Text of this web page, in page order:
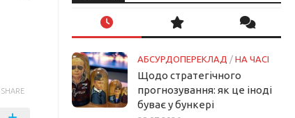
SHARE
АБСУРДОПЕРЕКЛАД / НА ЧАСІ
Щодо стратегічного
прогнозування: як це іноді
буває у бункері